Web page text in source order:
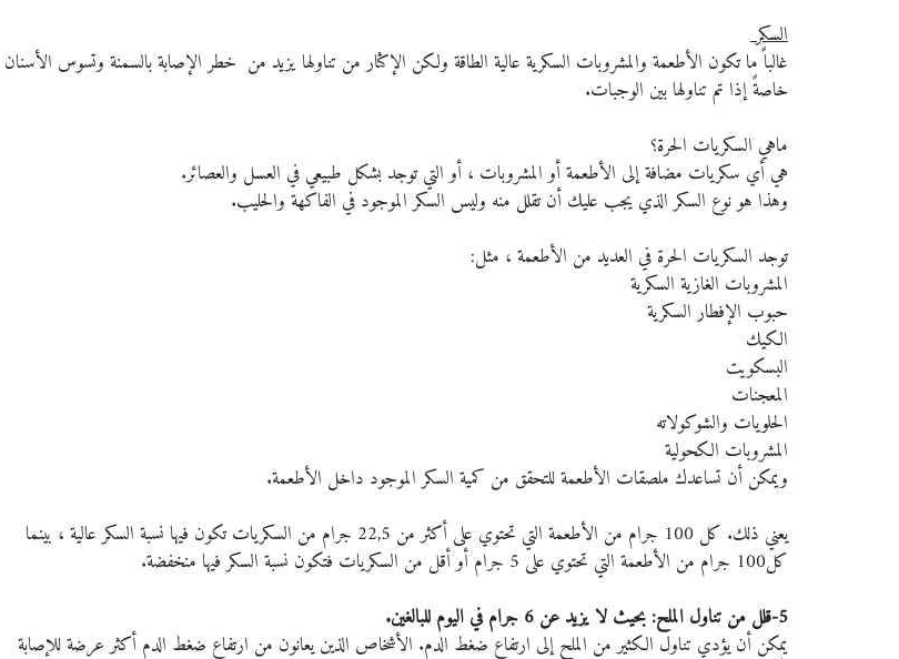
السكر
غالباً ما تكون الأطعمة والمشروبات السكرية عالية الطاقة ولكن الإكثار من تناولها يزيد من  خطر الإصابة بالسمنة وتسوس الأسنان
خاصةً إذا تم تناولها بين الوجبات.
ماهي السكريات الحرة؟
هي أي سكريات مضافة إلى الأطعمة أو المشروبات ، أو التي توجد بشكل طبيعي في العسل والعصائر.
وهذا هو نوع السكر الذي يجب عليك أن تقلل منه وليس السكر الموجود في الفاكهة والحليب.
توجد السكريات الحرة في العديد من الأطعمة ، مثل:
المشروبات الغازية السكرية
حبوب الإفطار السكرية
الكيك
البسكويت
المعجنات
الحلويات والشوكولاته
المشروبات الكحولية
ويمكن أن تساعدك ملصقات الأطعمة للتحقق من كمية السكر الموجود داخل الأطعمة.
يعني ذلك. كل 100 جرام من الأطعمة التي تحتوي على أكثر من 22,5 جرام من السكريات تكون فيها نسبة السكر عالية ، بينما
كل100 جرام من الأطعمة التي تحتوي على 5 جرام أو أقل من السكريات فتكون نسبة السكر فيها منخفضة.
5-قلل من تناول الملح: بحيث لا يزيد عن 6 جرام في اليوم للبالغين.
يمكن أن يؤدي تناول الكثير من الملح إلى ارتفاع ضغط الدم. الأشخاص الذين يعانون من ارتفاع ضغط الدم أكثر عرضة للإصابة